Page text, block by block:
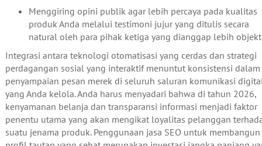
Menggiring opini publik agar lebih percaya pada kualitas
produk Anda melalui testimoni jujur yang ditulis secara
natural oleh para pihak ketiga yang dianggap lebih
Integrasi antara teknologi otomatisasi yang cerdas dan strategi
perdagangan sosial yang interaktif menuntut konsistensi dalam
penyampaian pesan merek di seluruh saluran komunikasi
yang Anda kelola. Anda harus menyadari bahwa di tahun 2026,
kenyamanan belanja dan transparansi informasi menjadi faktor
penentu utama yang akan mengikat loyalitas pelanggan
suatu jenama produk. Penggunaan jasa SEO untuk membangun